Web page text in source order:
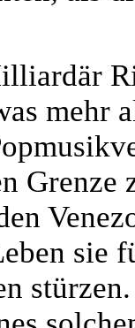
mehr
Grenze
sie